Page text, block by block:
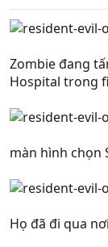
:
Zombie đang
Hospital trong
màn hình chọn
Họ đã đi qua